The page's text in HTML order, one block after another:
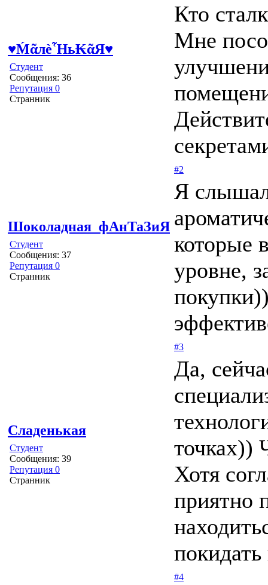
♥ḾᾶлѐἯь₭ᾶЯ♥
Студент
Сообщения: 36
Репутация 0
Странник
Кто
Мне
Шоколадная_фАнТаЗиЯ
Студент
Сообщения: 37
Репутация 0
Странник
#2
Я
которые
уровне,
Сладенькая
Студент
Сообщения: 39
Репутация 0
Странник
#3
Да,
точках))
Хотя
приятно
#4